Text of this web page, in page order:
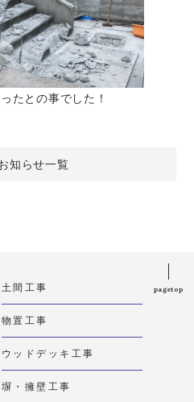
たとの事でした！
知らせ一覧
土間工事
物置工事
ウッドデッキ工事
塀・擁壁工事
pagetop